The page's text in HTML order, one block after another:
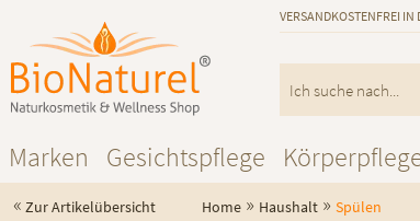
VERSANDKOSTENFREI IN
Marken Gesichtspflege
« Zur Artikelübersicht Home » Haushalt » Spülen